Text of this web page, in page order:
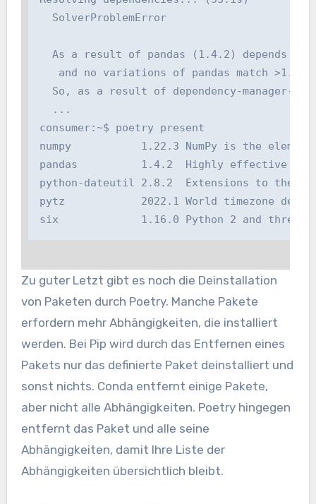
  SolverProblemError
As a result of pandas (1.4.2) depends
and no variations of pandas match
So, as a result of dependency-manager-
  ...
consumer:~$ poetry present
numpy           1.22.3 NumPy is the
pandas          1.4.2  Highly effective
python-dateutil 2.8.2  Extensions to the
pytz            2022.1 World timezone
six             1.16.0 Python 2 and three
Zu guter Letzt gibt es noch die Deinstallation
von Paketen durch Poetry. Manche Pakete
erfordern mehr Abhängigkeiten, die installiert
werden. Bei Pip wird durch das Entfernen eines
Pakets nur das definierte Paket deinstalliert und
sonst nichts. Conda entfernt einige Pakete,
aber nicht alle Abhängigkeiten. Poetry hingegen
entfernt das Paket und alle seine
Abhängigkeiten, damit Ihre Liste der
Abhängigkeiten übersichtlich bleibt.